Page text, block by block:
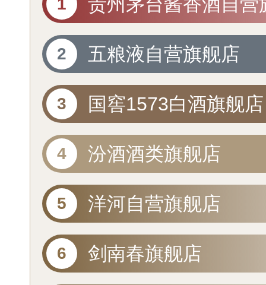
店
五粮液自营旗舰店
国窖1573白酒旗舰店
汾酒酒类旗舰店
洋河自营旗舰店
剑南春旗舰店